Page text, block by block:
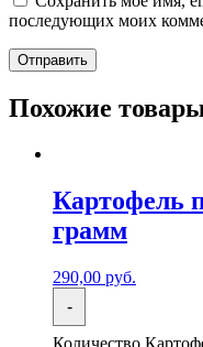
последующих моих
Похожие
Картофель
грамм
290,00 руб.
-